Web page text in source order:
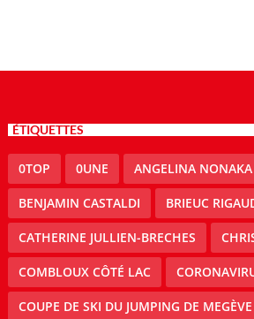
ÉTIQUETTES
0TOP 0UNE ANGELINA NONAKA
BENJAMIN CASTALDI BRIEUC
CATHERINE JULLIEN-BRECHES
COMBLOUX CÔTÉ LAC
COUPE DE SKI DU JUMPING DE MEGÈVE